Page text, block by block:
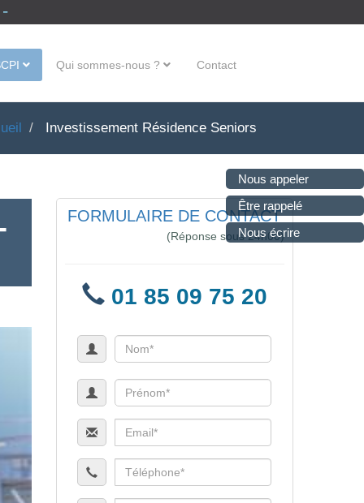
Nous appeler
Être rappelé
Nous écrire
Qui sommes-nous ? Contact
Investissement Résidence Seniors
FORMULAIRE DE CONTACT
(Réponse sous 24h00)
01 85 09 75 20